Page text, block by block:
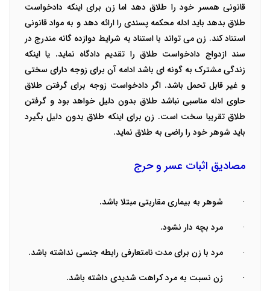
قانونی همسر خود را طلاق دهد اما زن برای اینکه دادخواست
طلاق بدهد باید ادله محکمه پسندی را ارائه دهد و به مواد قانونی
استناد کند. زن می تواند با استناد به شرایط دوازده گانه مندرج در
سند ازدواج دادخواست طلاق را تقدیم دادگاه نماید. یا اینکه
زندگی مشترک به گونه ای باشد ادامه آن برای زوجه دارای سختی
و غیر قابل تحمل باشد. اگر دادخواست زوجه برای گرفتن طلاق
حاوی ادله مناسبی نباشد طلاق بدون دلیل خواهد بود و گرفتن
طلاق تقریبا سخت است. زن برای اینکه طلاق بدون دلیل بگیرد
باید شوهر خود را راضی به طلاق نماید.
مصادیق اثبات عسر و حرج
·
شوهر به بیماری مقاربتی مبتلا باشد.
·
مرد بچه دار نشود.
·
مرد با زن برای مدت نامتعارفی رابطه جنسی نداشته باشد.
·
زن نسبت به مرد کراهت شدیدی داشته باشد.